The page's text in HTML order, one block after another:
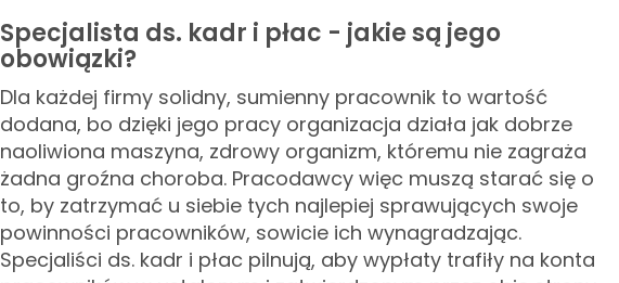
Specjalista ds. kadr i płac - jakie są jego
obowiązki?
Dla każdej firmy solidny, sumienny pracownik to wartość
dodana, bo dzięki jego pracy organizacja działa jak dobrze
naoliwiona maszyna, zdrowy organizm, któremu nie zagraża
żadna groźna choroba. Pracodawcy więc muszą starać się o
to, by zatrzymać u siebie tych najlepiej sprawujących swoje
powinności pracowników, sowicie ich wynagradzając.
Specjaliści ds. kadr i płac pilnują, aby wypłaty trafiły na konta